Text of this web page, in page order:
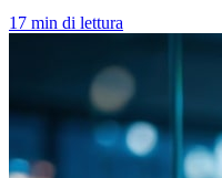
17 min di lettura